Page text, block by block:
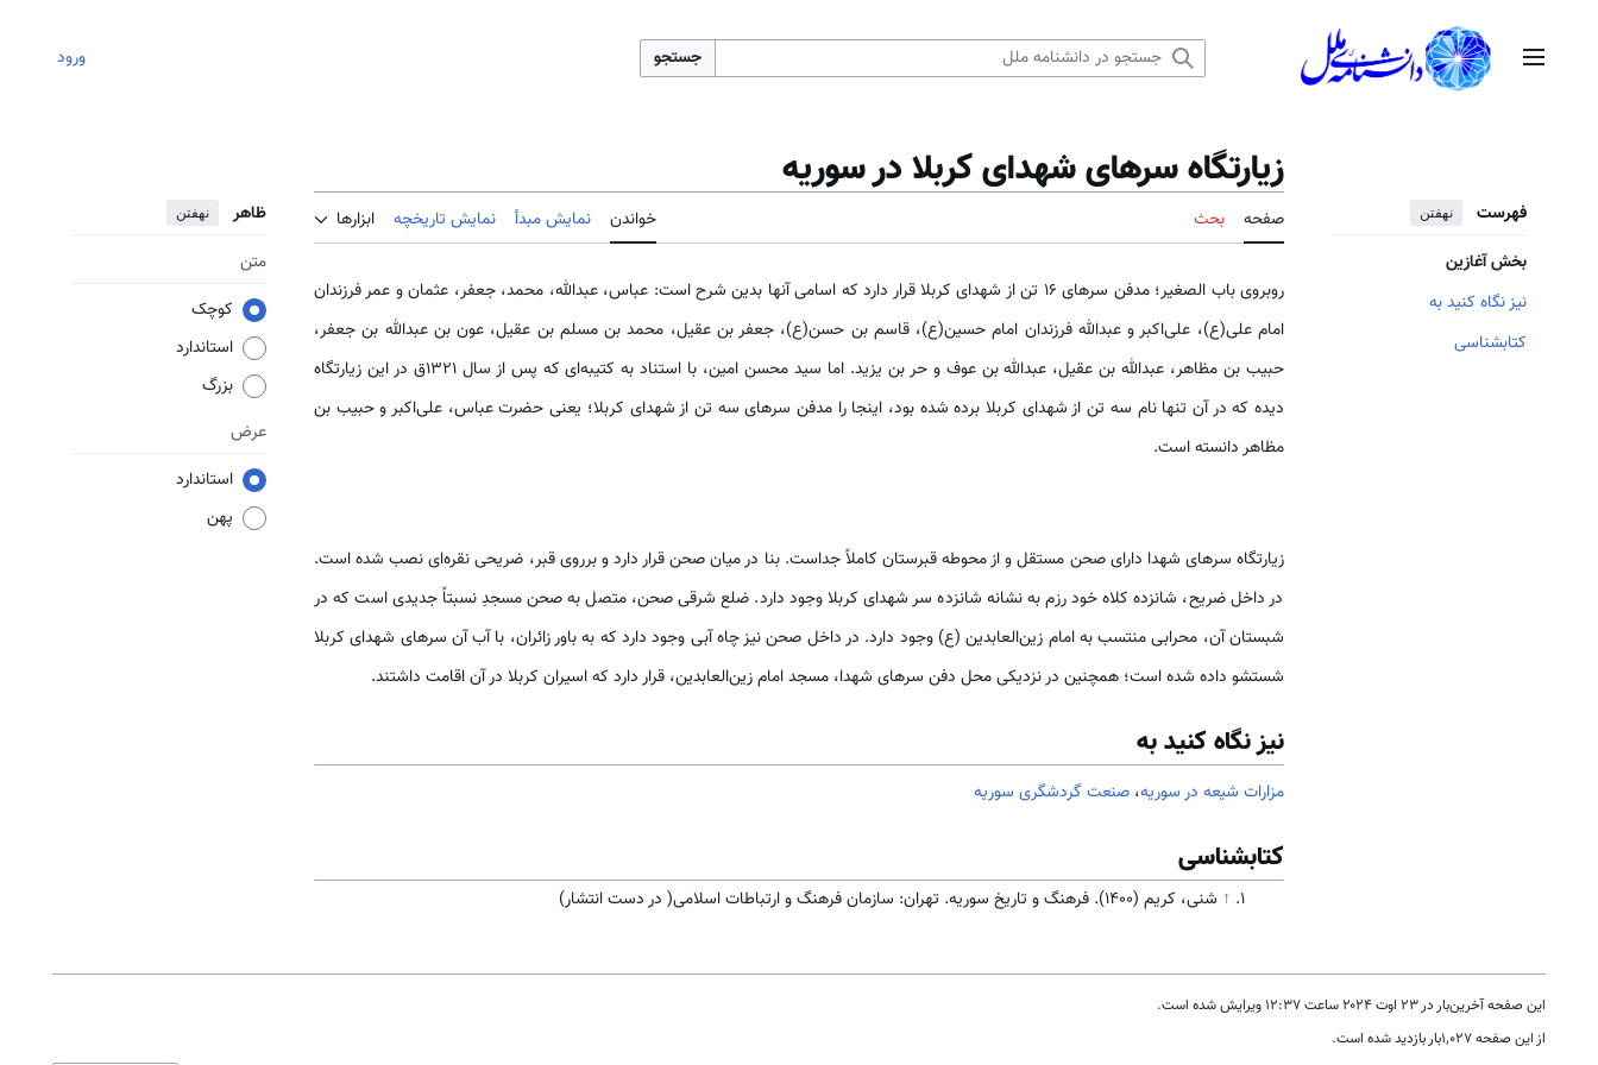
منوی اصلی جستجو ورود
فهرست نهفتن
بخش آغازین
نیز نگاه کنید به
کتابشناسی
زیارتگاه سرهای شهدای کربلا در سوریه
صفحه بحث خواندن نمایش مبدأ نمایش تاریخچه ابزارها ظاهر نهفتن
متن
کوچک
استاندارد
بزرگ
عرض
استاندارد
پهن
روبروی باب الصغیر؛ مدفن سرهای ۱۶ تن از شهدای کربلا قرار دارد که اسامی آنها بدین شرح است: عباس، عبدالله، محمد، جعفر، عثمان و عمر فرزندان
امام علی(ع)، علی‌اکبر و عبدالله فرزندان امام حسین(ع)، قاسم بن حسن(ع)، جعفر بن عقیل، محمد بن مسلم بن عقیل، عون بن عبدالله بن جعفر،
حبیب بن مظاهر، عبدالله بن عقیل، عبدالله بن عوف و حر بن یزید. اما سید محسن امین، با استناد به کتیبه‌ای که پس از سال ۱۳۲۱ق در این زیارتگاه
دیده که در آن تنها نام سه تن از شهدای کربلا برده شده بود، اینجا را مدفن سرهای سه تن از شهدای کربلا؛ یعنی حضرت عباس، علی‌اکبر و حبیب بن
مظاهر دانسته است.
زیارتگاه سرهای شهدا دارای صحن مستقل و از محوطه قبرستان کاملاً جداست. بنا در میان صحن قرار دارد و برروی قبر، ضریحی نقره‌ای نصب شده است.
در داخل ضریح، شانزده کلاه خود رزم به نشانه شانزده سر شهدای کربلا وجود دارد. ضلع شرقی صحن، متصل به صحن مسجدِ نسبتاً جدیدی است که در
شبستان آن، محرابی منتسب به امام زین‌العابدین (ع) وجود دارد. در داخل صحن نیز چاه آبی وجود دارد که به باور زائران، با آب آن سرهای شهدای کربلا
شستشو داده شده است؛ همچنین در نزدیکی محل دفن سرهای شهدا، مسجد امام زین‌العابدین، قرار دارد که اسیران کربلا در آن اقامت داشتند.
نیز نگاه کنید به
مزارات شیعه در سوریه، صنعت گردشگری سوریه
کتابشناسی
↑ شنی، کریم (۱۴۰۰). فرهنگ و تاریخ سوریه. تهران: سازمان فرهنگ و ارتباطات اسلامی( در دست انتشار)
این صفحه آخرین‌بار در ‏۲۳ اوت ۲۰۲۴ ساعت ‏۱۲:۳۷ ویرایش شده است.
از این صفحه ۱٬۰۲۷بار بازدید شده است.